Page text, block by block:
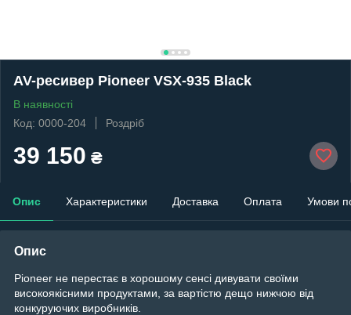
AV-ресивер Pioneer VSX-935 Black
В наявності
Код: 0000-204
Роздріб
39 150 ₴
Опис Характеристики Доставка Оплата Умови
Опис
Pioneer не перестає в хорошому сенсі дивувати своїми
високоякісними продуктами, за вартістю дещо нижчою від
конкуруючих виробників.